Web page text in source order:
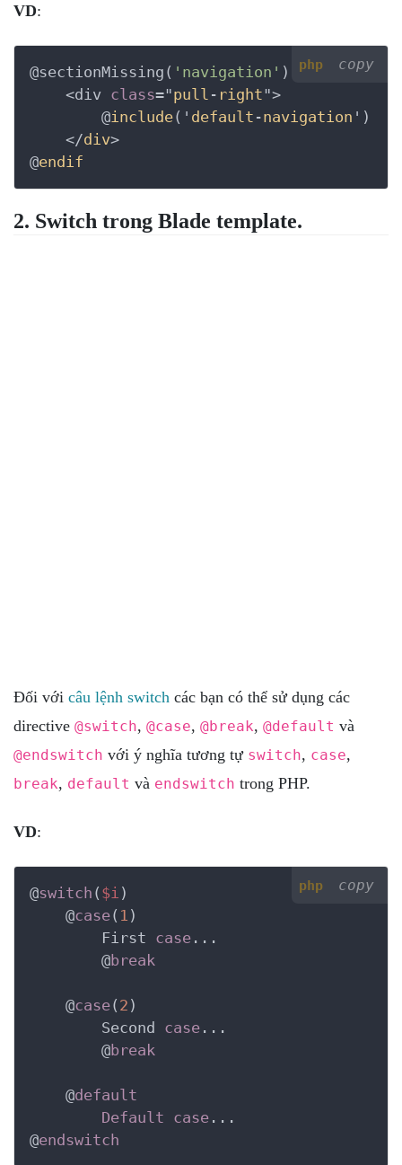
VD:
php copy
@sectionMissing( 'navigation' )
    <div
class="pull - right">
        @
include(' default -navigation ')
    </
div>
@endif
2. Switch trong Blade template.
Đối với câu lệnh switch các bạn có thể sử dụng các
directive @switch, @case, @break, @default và
@endswitch với ý nghĩa tương tự switch, case,
break, default và endswitch trong PHP.
VD:
php copy
@switch ( $i )
    @
case( 1 )
        First
case...
        @
break
    @
case( 2 )
        Second
case...
        @
break
    @
default
Default case...
@endswitch